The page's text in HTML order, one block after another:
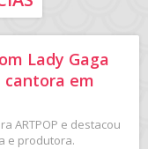
Lady Gaga
cantora em
ARTPOP e destacou
e produtora.